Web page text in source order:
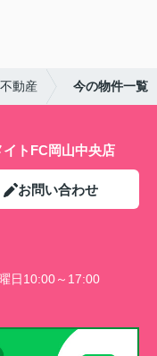
動産 今の物件一覧
トFC岡山中央店
お問い合わせ
日10:00～17:00